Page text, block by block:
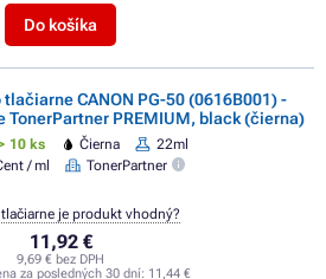
Do košíka
tlačiarne CANON PG-50 (0616B001) -
TonerPartner PREMIUM, black (čierna)
10 ks Čierna
22ml
/ ml
TonerPartner
11,92 €
9,69 € bez DPH
za posledných 30 dní: 11,44 €
tlačiarne je produkt vhodný?